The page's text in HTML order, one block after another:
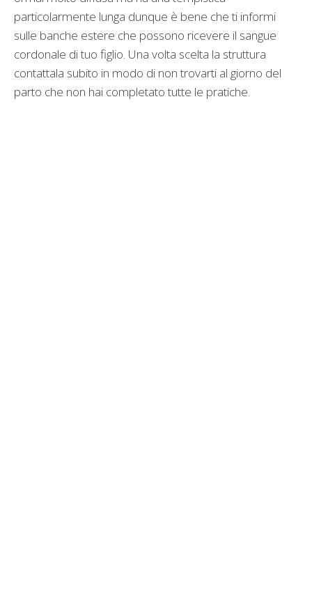
particolarmente lunga dunque è bene che ti informi
sulle banche estere che possono ricevere il sangue
cordonale di tuo figlio. Una volta scelta la struttura
contattala subito in modo di non trovarti al giorno del
parto che non hai completato tutte le pratiche.